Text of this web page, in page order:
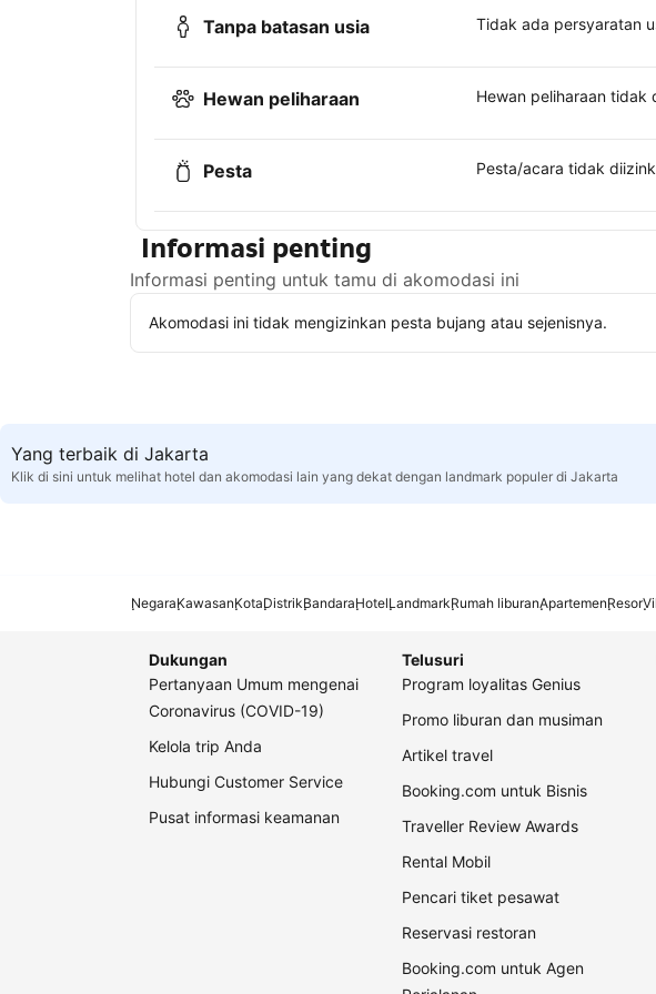
Tanpa batasan usia Tidak ada persyaratan
Hewan peliharaan Hewan peliharaan tidak
Pesta Pesta/acara tidak
Informasi penting
Informasi penting untuk tamu di akomodasi ini
Akomodasi ini tidak mengizinkan pesta bujang atau sejenisnya.
Yang terbaik di Jakarta
Klik di sini untuk melihat hotel dan akomodasi lain yang dekat dengan landmark populer di Jakarta
NegaraKawasanKotaDistrikBandaraHotelLandmarkRumah liburanApartemenResor
Dukungan
Pertanyaan Umum mengenai
Coronavirus (COVID-19)
Kelola trip Anda
Hubungi Customer Service
Pusat informasi keamanan
Telusuri
Program loyalitas Genius
Promo liburan dan musiman
Artikel travel
Booking.com untuk Bisnis
Traveller Review Awards
Rental Mobil
Pencari tiket pesawat
Reservasi restoran
Booking.com untuk Agen